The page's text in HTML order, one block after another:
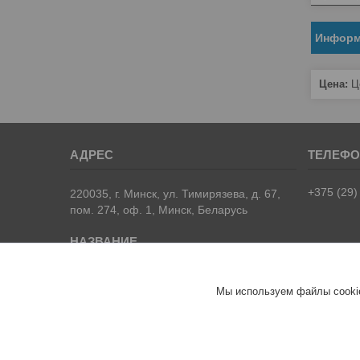
Цена:
220035, г. Минск, ул. Тимирязева, д. 67,
пом. 274, оф. 1, Минск, Беларусь
+375
Мы используем файлы